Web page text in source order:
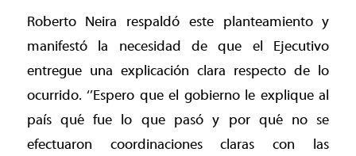
Roberto Neira respaldó este planteamiento y
manifestó la necesidad de que el Ejecutivo
entregue una explicación clara respecto de lo
ocurrido. ‘’Espero que el gobierno le explique al
país qué fue lo que pasó y por qué no se
efectuaron coordinaciones claras con las